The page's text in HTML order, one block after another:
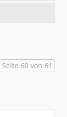
Seite 60 von 61